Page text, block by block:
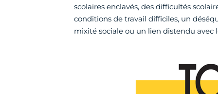
scolaires enclavés, des difficultés
conditions de travail difficiles, un
mixité sociale ou un lien distendu avec